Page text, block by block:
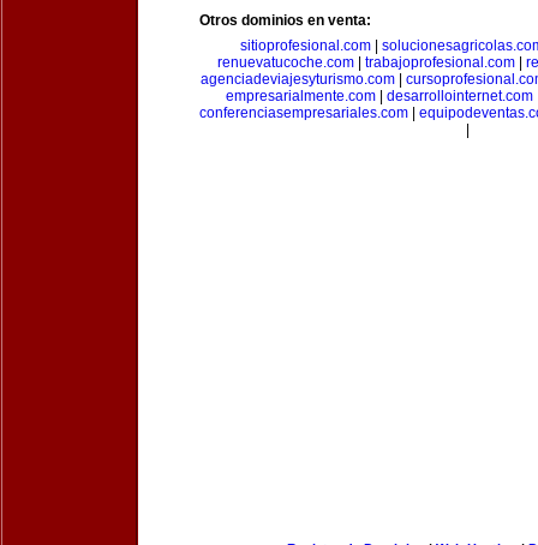
Otros dominios en venta:
sitioprofesional.com
renuevatucoche.com
trabajoprofesional.com
agenciadeviajesyturismo.com
empresarialmente.com
desarrollointernet.com
conferenciasempresariales.com